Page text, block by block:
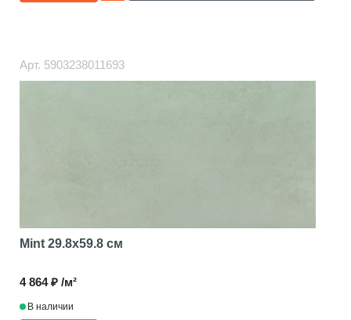
Арт. 5903238011693
Mint 29.8x59.8 см
4 864 ₽ /м²
В наличии